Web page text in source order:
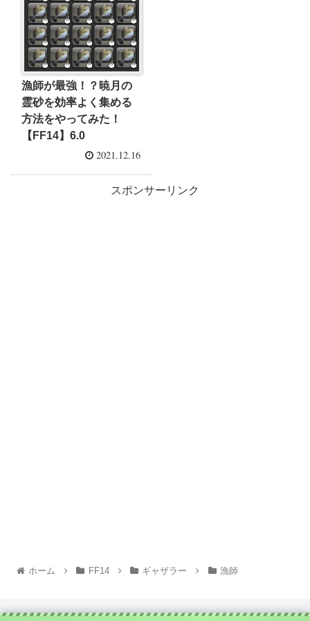
漁師が最強！？暁月の
霊砂を効率よく集める
方法をやってみた！
【FF14】6.0
2021.12.16
スポンサーリンク
ホーム FF14 ギャザラー 漁師